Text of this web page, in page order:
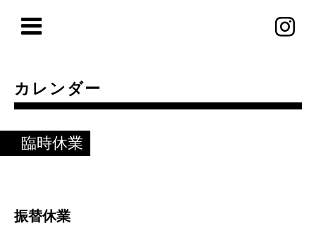
カレンダー
臨時休業
振替休業